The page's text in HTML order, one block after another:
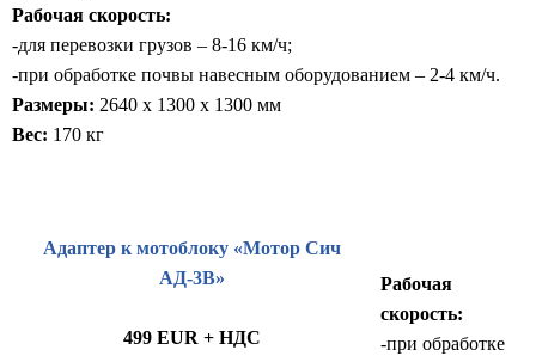
Рабочая скорость:
-для перевозки грузов – 8-16 км/ч;
-при обработке почвы навесным оборудованием – 2-4 км/ч.
Размеры: 2640 x 1300 x 1300 мм
Вес: 170 кг
Адаптер к мотоблоку «Мотор Сич
АД-3В»
499 EUR + НДС
Рабочая
скорость:
-при обработке